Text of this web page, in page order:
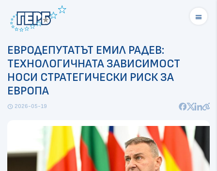
menu
ЕВРОДЕПУТАТЪТ ЕМИЛ РАДЕВ:
ТЕХНОЛОГИЧНАТА ЗАВИСИМОСТ
НОСИ СТРАТЕГИЧЕСКИ РИСК ЗА
ЕВРОПА
schedule 2026-05-19